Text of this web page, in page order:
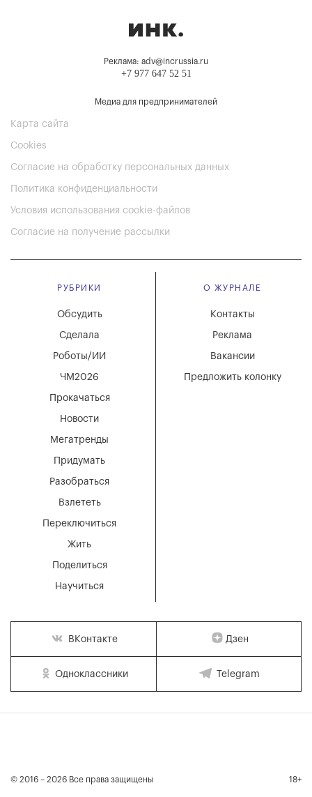
Реклама: adv@incrussia.ru
+7 977 647 52 51
Медиа для предпринимателей
Карта сайта
Cookies
Согласие на обработку персональных данных
Политика конфиденциальности
Условия использования cookie-файлов
Согласие на получение рассылки
РУБРИКИ
Мегатренды
Придумать
Разобраться
Взлететь
Новости
Переключиться
Жить
Поделиться
Научиться
Обсудить
Сделала
Роботы/ИИ
ЧМ2026
Прокачаться
О ЖУРНАЛЕ
Вакансии
Реклама
Контакты
Предложить колонку
ВКонтакте Дзен
Одноклассники Telegram
© 2016 – 2026 Все права защищены 18+